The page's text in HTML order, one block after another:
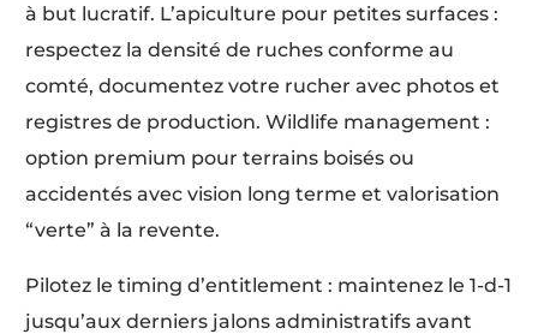
à but lucratif. L’apiculture pour petites surfaces :
respectez la densité de ruches conforme au
comté, documentez votre rucher avec photos et
registres de production. Wildlife management :
option premium pour terrains boisés ou
accidentés avec vision long terme et valorisation
“verte” à la revente.
Pilotez le timing d’entitlement : maintenez le 1-d-1
jusqu’aux derniers jalons administratifs avant